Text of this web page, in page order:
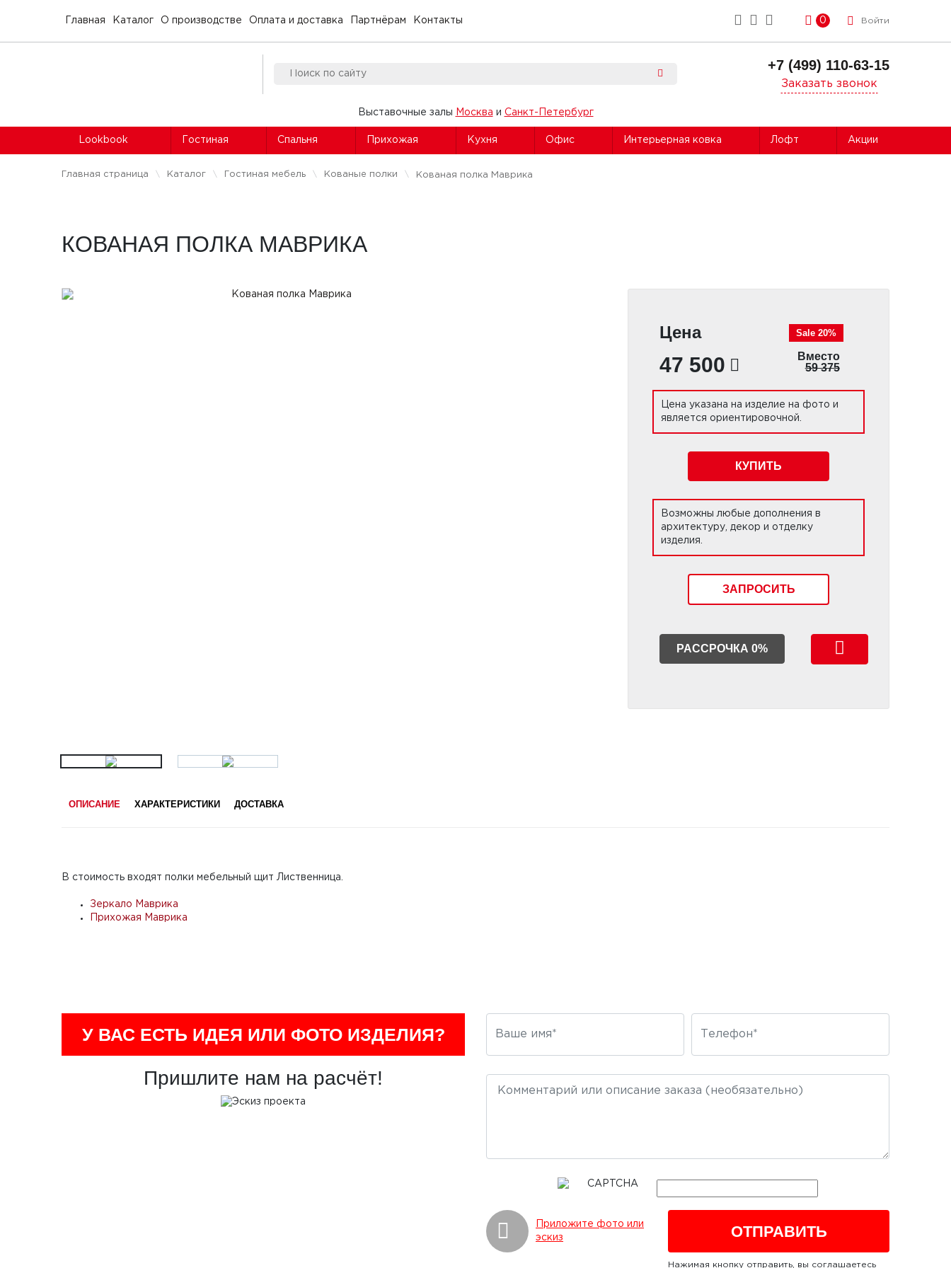
Главная Каталог О производстве Оплата и доставка Партнёрам Контакты 0 Войти
+7 (499) 110-63-15
Заказать звонок
Выставочные залы Москва и Санкт-Петербург
Lookbook Гостиная Спальня Прихожая Кухня Офис Интерьерная ковка Лофт Акции
Главная страница Каталог Гостиная мебель Кованые полки Кованая полка Маврика
КОВАНАЯ ПОЛКА МАВРИКА
Цена
47 500
Sale 20%
Вместо
59 375
Цена указана на изделие на фото и
является ориентировочной.
КУПИТЬ
Возможны любые дополнения в
архитектуру, декор и отделку
изделия.
ЗАПРОСИТЬ
РАССРОЧКА 0%
ОПИСАНИЕ ХАРАКТЕРИСТИКИ ДОСТАВКА
В стоимость входят полки мебельный щит Лиственница.
Зеркало Маврика
Прихожая Маврика
У ВАС ЕСТЬ ИДЕЯ ИЛИ ФОТО ИЗДЕЛИЯ?
Пришлите нам на расчёт!
Приложите фото или
эскиз
Нажимая кнопку отправить, вы соглашаетесь